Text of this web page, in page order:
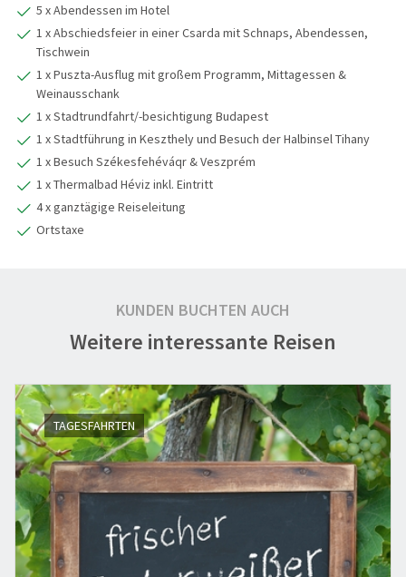
5 x Abendessen im Hotel
1 x Abschiedsfeier in einer Csarda mit Schnaps, Abendessen,
Tischwein
1 x Puszta-Ausflug mit großem Programm, Mittagessen &
Weinausschank
1 x Stadtrundfahrt/-besichtigung Budapest
1 x Stadtführung in Keszthely und Besuch der Halbinsel Tihany
1 x Besuch Székesfehéváqr & Veszprém
1 x Thermalbad Héviz inkl. Eintritt
4 x ganztägige Reiseleitung
Ortstaxe
KUNDEN BUCHTEN AUCH
Weitere interessante Reisen
TAGESFAHRTEN